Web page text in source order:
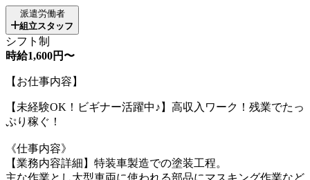
派遣労働者
組立スタッフ
シフト制
時給1,600円〜
【お仕事内容】
【未経験OK！ビギナー活躍中♪】高収入ワーク！残業でたっ
ぷり稼ぐ！
《仕事内容》
【業務内容詳細】特装車製造での塗装工程。
主な作業とし大型車両に使われる部品にマスキング作業など